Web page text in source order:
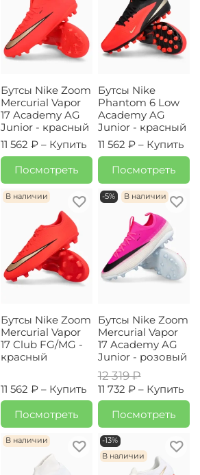
Бутсы Nike Zoom
Mercurial Vapor
17 Academy AG
Junior - красный
11 562 ₽ – Купить
Посмотреть
Бутсы Nike
Phantom 6 Low
Academy AG
Junior - красный
11 562 ₽ – Купить
Посмотреть
В наличии
Бутсы Nike Zoom
Mercurial Vapor
17 Club FG/MG -
красный
11 562 ₽ – Купить
Посмотреть
-5% В наличии
Бутсы Nike Zoom
Mercurial Vapor
17 Academy AG
Junior - розовый
12 319 ₽
11 732 ₽ – Купить
Посмотреть
В наличии
-13%
В наличии